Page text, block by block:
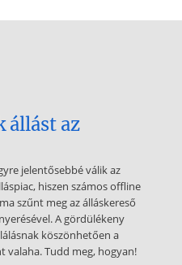
egészségjegyek,
megjelölt szakkifejezéseket
fejlődését!
lehetőségeit! * Alapfogalmak:
szem- kézkoordináció,
lalázó- korszak *
A Mutassa be a táplálkozás
Értelmezze a
szerek káros hatásainak
állást az
jelentősebbé válik az
hiszen számos offline
szűnt meg az álláskereső
A gördülékeny
köszönhetően a
Tudd meg, hogyan!